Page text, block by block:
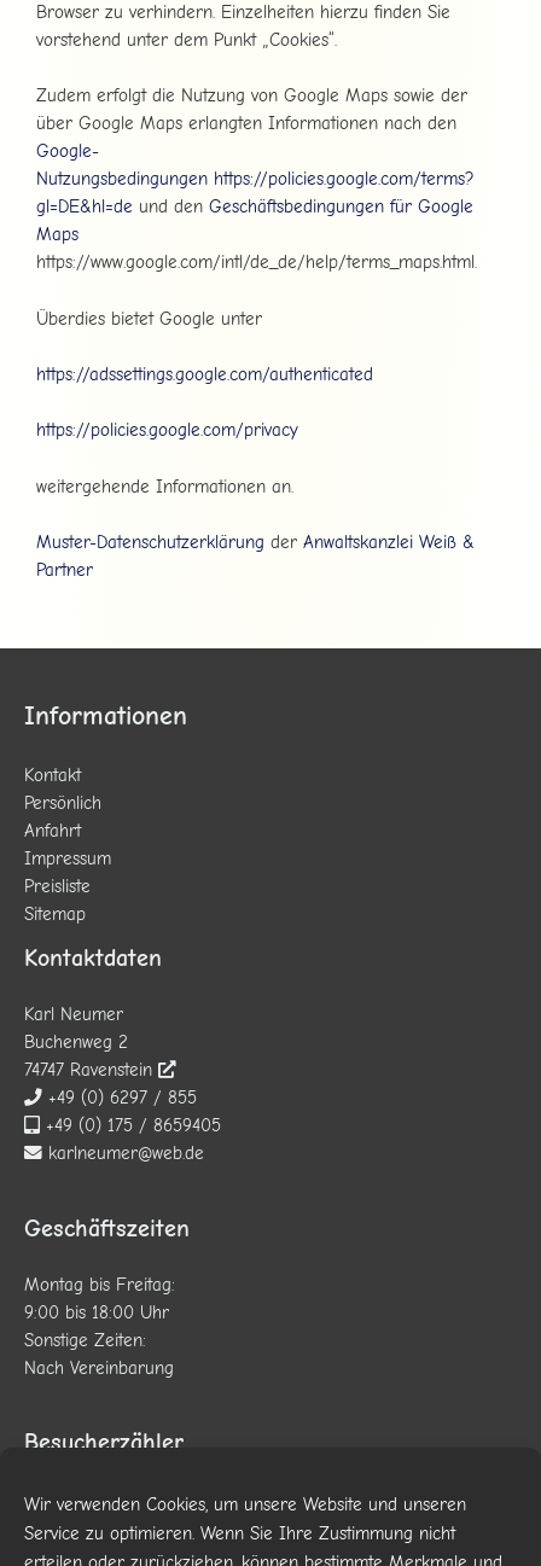
Wir verwenden Cookies, um unsere Website und unseren
Service zu optimieren. Wenn Sie Ihre Zustimmung nicht
Browser zu verhindern. Einzelheiten hierzu finden Sie
vorstehend unter dem Punkt „Cookies“.
Zudem erfolgt die Nutzung von Google Maps sowie der
über Google Maps erlangten Informationen nach den
Google-
Nutzungsbedingungen https://policies.google.com/terms?
gl=DE&hl=de und den Geschäftsbedingungen für Google
Maps
https://www.google.com/intl/de_de/help/terms_maps.html.
Überdies bietet Google unter
https://adssettings.google.com/authenticated
https://policies.google.com/privacy
weitergehende Informationen an.
Muster-Datenschutzerklärung der Anwaltskanzlei Weiß &
Partner
Informationen
Kontakt
Persönlich
Anfahrt
Impressum
Preisliste
Sitemap
Kontaktdaten
Karl Neumer
Buchenweg 2
74747 Ravenstein
+49 (0) 6297 / 855
+49 (0) 175 / 8659405
karlneumer@web.de
Geschäftszeiten
Montag bis Freitag:
9:00 bis 18:00 Uhr
Sonstige Zeiten:
Nach Vereinbarung
Besucherzähler
Besucher gesamt:
Besucher heute:
68
Besucher gestern: